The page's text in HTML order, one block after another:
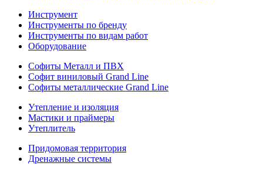
Инструмент
Инструменты по бренду
Инструменты по видам работ
Оборудование
Софиты Металл и ПВХ
Софит виниловый Grand Line
Софиты металлические Grand Line
Утепление и изоляция
Мастики и праймеры
Утеплитель
Придомовая территория
Дренажные системы